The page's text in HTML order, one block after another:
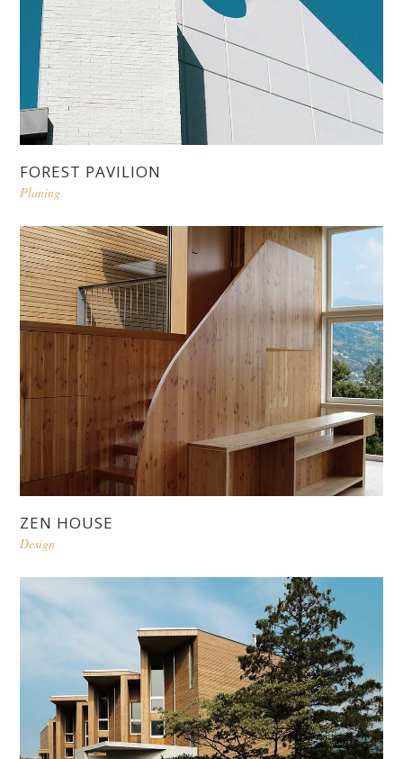
FOREST PAVILION
Planing
ZEN HOUSE
Design